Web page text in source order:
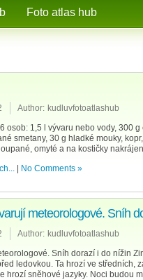
Foto atlas hub
Author: kudluvfotoatlashub
osob: 1,5 l vývaru nebo vody, 300
smetany, 30 g hladké mouky,
omyté a na kostičky
No Comments »
meteorologové. Sníh
Author: kudluvfotoatlashub
Sníh dorazí i do nížin
ledovkou. Ta hrozí ve středních,
hrozí sněhové jazyky. Noci budou